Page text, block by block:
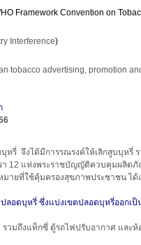
Framework Convention on
Interference)
advertising, promotion
รี่ จึงได้มีการรณรงค์ให้เลิกสูบบุหรี่
า 12 แห่งพระราชบัญญัติควบคุมผลิ
มายที่ใช้คุ้มครองสุขภาพประชาชน ได้
ดบุหรี่ ซึ่งแบ่งเขตปลอดบุหรี่ออกเป็
วมถึงแท็กซี่ ตู้รถไฟปรับอากาศ และ